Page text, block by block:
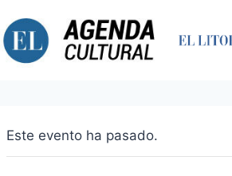
al
contenido
Este evento ha pasado.